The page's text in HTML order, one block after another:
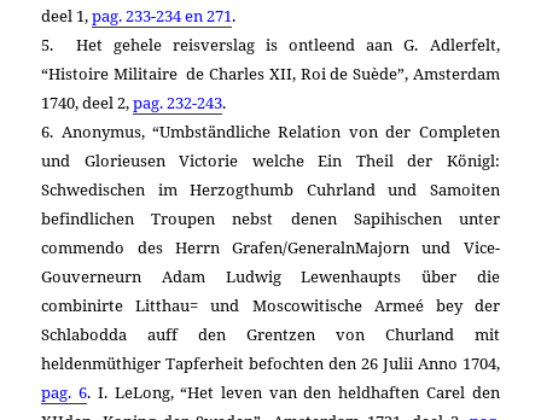
deel 1,pag. 233-234 en 271.
5. Het gehele reisverslag is ontleend aan G. Adlerfelt,
“Histoire Militaire de Charles XII, Roi de Suède”, Amsterdam
1740, deel 2,pag. 232-243.
6. Anonymus, “Umbständliche Relation von der Completen
und Glorieusen Victorie welche Ein Theil der Königl:
Schwedischen im Herzogthumb Cuhrland und Samoiten
befindlichen Troupen nebst denen Sapihischen unter
commendo des Herrn Grafen/GeneralnMajorn und Vice-
Gouverneurn Adam Ludwig Lewenhaupts über die
combinirte Litthau= und Moscowitische Armeé bey der
Schlabodda auff den Grentzen von Churland mit
heldenmüthiger Tapferheit befochten den 26 Julii Anno 1704,
pag. 6. I. LeLong, “Het leven van den heldhaften Carel den